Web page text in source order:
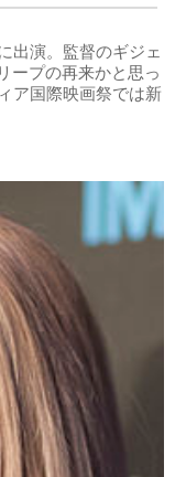
出演。監督のギジェ
ープの再来かと思っ
ア国際映画祭では新